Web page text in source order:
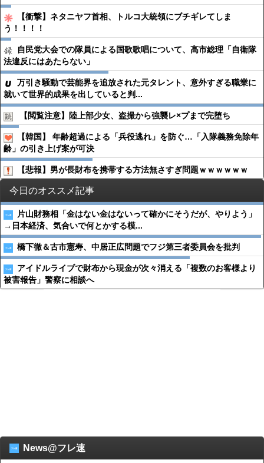
【衝撃】ネタニヤフ首相、トルコ大統領にブチギレてしま
う！！！！
自民党大会での隊員による国歌歌唱について、高市総理「自衛隊
法違反にはあたらない」
万引き騒動で芸能界を追放された元タレント、意外すぎる職業に
就いて世界的成果を出していると判...
【閲覧注意】陸上部少女、盗撮から強襲レ×プまで完堕ち
【韓国】 年齢超過による「兵役逃れ」を防ぐ…「入隊義務免除年
齢」の引き上げ案が可決
【悲報】男が長財布を携帯する方法無さすぎ問題ｗｗｗｗｗｗ
今日のオススメ記事
片山財務相「金はない金はないって確かにそうだが、やりよう」
→日本経済、気合いで何とかする模...
橋下徹＆古市憲寿、中居正広問題でフジ第三者委員会を批判
アイドルライブで財布から現金が次々消える「複数のお客様より
被害報告」警察に相談へ
News@フレ速